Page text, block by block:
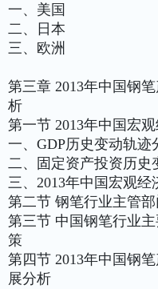
一、美国
二、日本
三、欧洲
第三章 2013年中国钢
析
第一节 2013年中国宏
一、GDP历史变动轨迹
二、固定资产投资历史
三、2013年中国宏观经
第二节 钢笔行业主管
第三节 中国钢笔行业
策
第四节 2013年中国钢
展分析